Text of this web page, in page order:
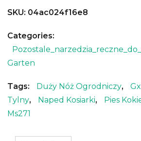
SKU: 04ac024f16e8
Categories:
Garten
Tags: Duży Nóż Ogrodniczy,
Tylny, Naped Kosiarki, Pies
Ms271